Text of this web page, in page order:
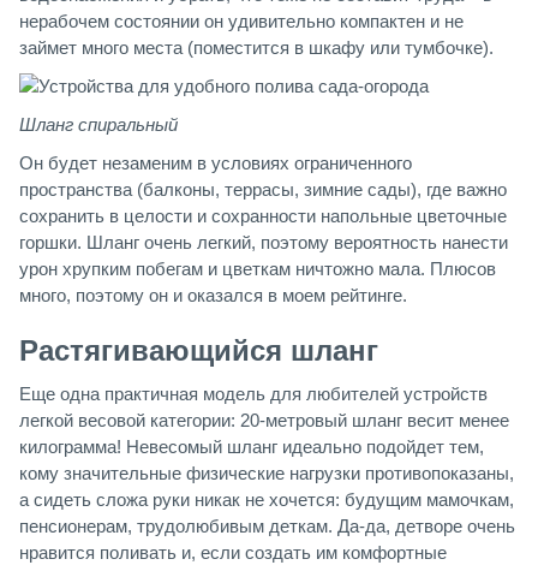
нерабочем состоянии он удивительно компактен и не
займет много места (поместится в шкафу или тумбочке).
Шланг спиральный
Он будет незаменим в условиях ограниченного
пространства (балконы, террасы, зимние сады), где важно
сохранить в целости и сохранности напольные цветочные
горшки. Шланг очень легкий, поэтому вероятность нанести
урон хрупким побегам и цветкам ничтожно мала. Плюсов
много, поэтому он и оказался в моем рейтинге.
Растягивающийся шланг
Еще одна практичная модель для любителей устройств
легкой весовой категории: 20-метровый шланг весит менее
килограмма! Невесомый шланг идеально подойдет тем,
кому значительные физические нагрузки противопоказаны,
а сидеть сложа руки никак не хочется: будущим мамочкам,
пенсионерам, трудолюбивым деткам. Да-да, детворе очень
нравится поливать и, если создать им комфортные